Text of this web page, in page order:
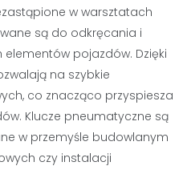
w warsztatach
są do odkręcania i
elementów pojazdów. Dzięki
na szybkie
co znacząco przyspiesza
Klucze pneumatyczne są
w przemyśle budowlanym
czy instalacji